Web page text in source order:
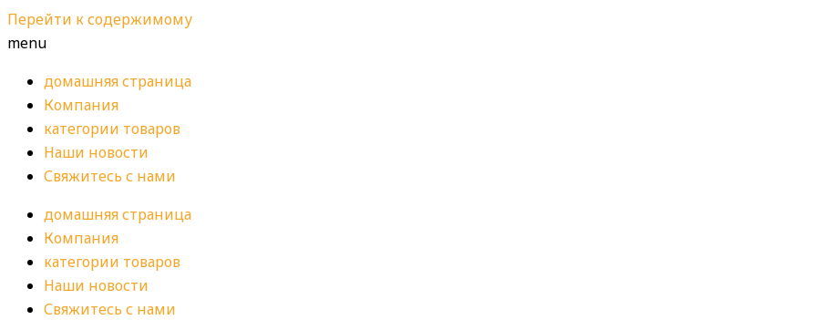
Перейти к содержимому
menu
домашняя страница
Компания
категории товаров
Наши новости
Свяжитесь с нами
домашняя страница
Компания
категории товаров
Наши новости
Свяжитесь с нами